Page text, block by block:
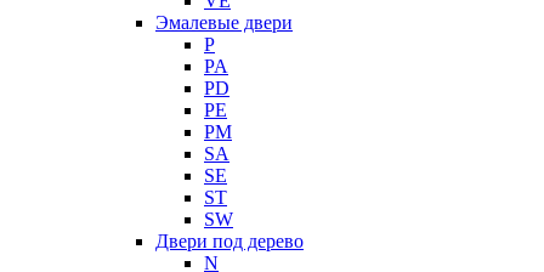
Эмалевые двери
P
PA
PD
PE
PM
SA
SE
ST
SW
Двери под дерево
N